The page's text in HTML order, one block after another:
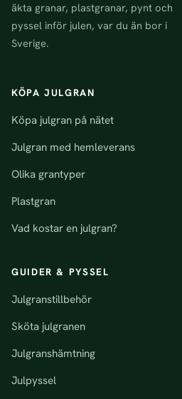
äkta granar, plastgranar, pynt och
pyssel inför julen, var du än bor i
Sverige.
KÖPA JULGRAN
Köpa julgran på nätet
Julgran med hemleverans
Olika grantyper
Plastgran
Vad kostar en julgran?
GUIDER & PYSSEL
Julgranstillbehör
Sköta julgranen
Julgranshämtning
Julpyssel